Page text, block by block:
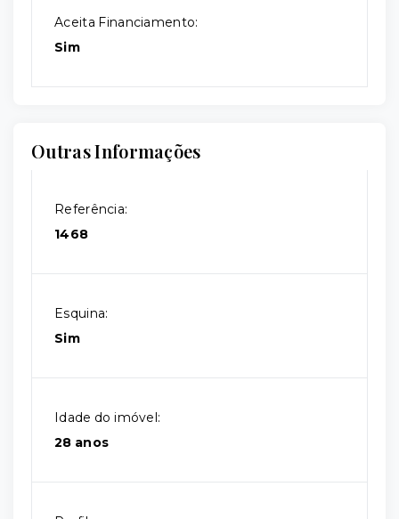
Aceita Financiamento:
Sim
Outras Informações
Referência:
1468
Esquina:
Sim
Idade do imóvel:
28 anos